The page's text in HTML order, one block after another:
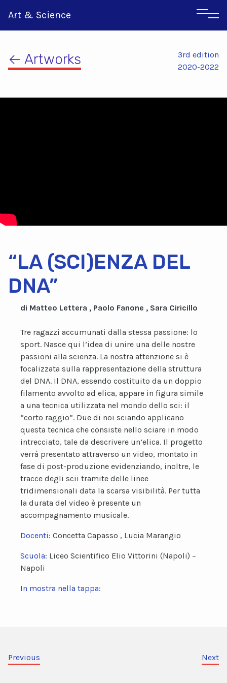
Art & Science
← Artworks
3rd edition
2020-2022
“LA (SCI)ENZA DEL
DNA”
di Matteo Lettera , Paolo Fanone , Sara Ciricillo
Tre ragazzi accumunati dalla stessa passione: lo
sport. Nasce qui l’idea di unire una delle nostre
passioni alla scienza. La nostra attenzione si è
focalizzata sulla rappresentazione della struttura
del DNA. Il DNA, essendo costituito da un doppio
filamento avvolto ad elica, appare in figura simile
a una tecnica utilizzata nel mondo dello sci: il
“corto raggio”. Due di noi sciando applicano
questa tecnica che consiste nello sciare in modo
intrecciato, tale da descrivere un’elica. Il progetto
verrà presentato attraverso un video, montato in
fase di post-produzione evidenziando, inoltre, le
tracce degli scii tramite delle linee
tridimensionali data la scarsa visibilità. Per tutta
la durata del video è presente un
accompagnamento musicale.
Docenti: Concetta Capasso , Lucia Marangio
Scuola: Liceo Scientifico Elio Vittorini (Napoli) –
Napoli
In mostra nella tappa:
Previous Next